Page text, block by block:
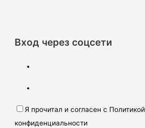
Вход через соцсети
Я прочитал и согласен с Политикой
конфиденциальности